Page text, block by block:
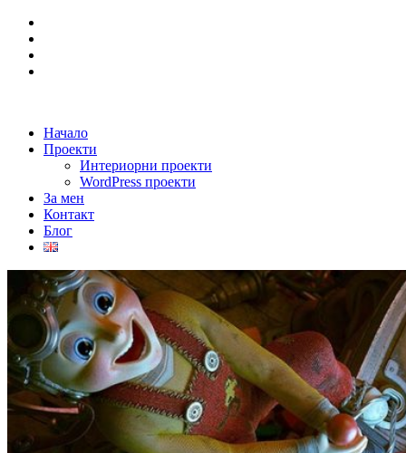
Начало
Проекти
Интериорни проекти
WordPress проекти
За мен
Контакт
Блог